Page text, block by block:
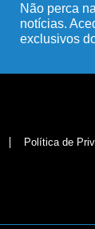
Não perca
notícias.
exclusivos
Política de